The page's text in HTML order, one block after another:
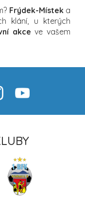
Frýdek-Místeka
klání, u kterých
akce ve vašem